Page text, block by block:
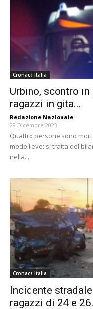
Cronaca Italia
Urbino, scontro
ragazzi in gita...
Redazione Nazionale -
28 Dicembre 2023
Quattro persone sono
modo lieve: si tratta del
nella...
Cronaca Italia
Incidente
ragazzi di 24 e